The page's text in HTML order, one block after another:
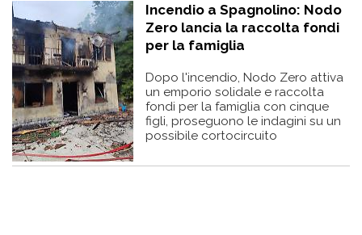
Incendio a Spagnolino: Nodo
Zero lancia la raccolta fondi
per la famiglia
Dopo l'incendio, Nodo Zero attiva
un emporio solidale e raccolta
fondi per la famiglia con cinque
figli, proseguono le indagini su un
possibile cortocircuito